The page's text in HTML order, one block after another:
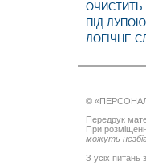
ОЧИСТИТЬ
ПІД ЛУПОЮ
ЛОГІЧНЕ
© «ПЕРСОНАЛ
Передрук
При
можуть
З усіх питань